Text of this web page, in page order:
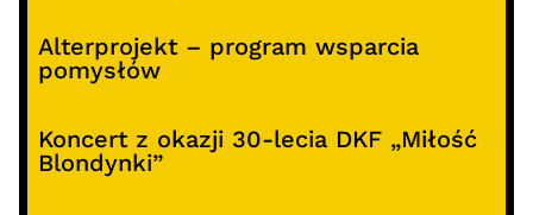
Alterprojekt – program wsparcia
pomysłów
Koncert z okazji 30-lecia DKF „Miłość
Blondynki”